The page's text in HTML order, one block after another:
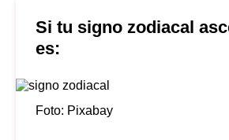
Si tu signo zodiacal
es:
Foto: Pixabay